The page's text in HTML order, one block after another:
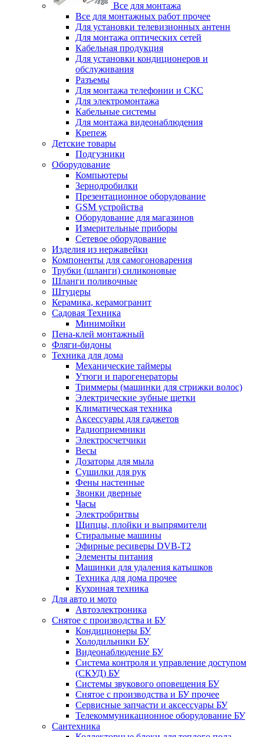
Все для монтажа
Все для монтажных работ прочее
Для установки телевизионных антенн
Для монтажа оптических сетей
Кабельная продукция
Для установки кондиционеров и
обслуживания
Разъемы
Для монтажа телефонии и СКС
Для электромонтажа
Кабельные системы
Для монтажа видеонаблюдения
Крепеж
Детские товары
Подгузники
Оборудование
Компьютеры
Зернодробилки
Презентационное оборудование
GSM устройства
Оборудование для магазинов
Измерительные приборы
Сетевое оборудование
Изделия из нержавейки
Компоненты для самогоноварения
Трубки (шланги) силиконовые
Шланги поливочные
Штуцеры
Керамика, керамогранит
Садовая Техника
Минимойки
Пена-клей монтажный
Фляги-бидоны
Техника для дома
Механические таймеры
Утюги и парогенераторы
Триммеры (машинки для стрижки волос)
Электрические зубные щетки
Климатическая техника
Аксессуары для гаджетов
Радиоприемники
Электросчетчики
Весы
Дозаторы для мыла
Сушилки для рук
Фены настенные
Звонки дверные
Часы
Электробритвы
Щипцы, плойки и выпрямители
Стиральные машины
Эфирные ресиверы DVB-T2
Элементы питания
Машинки для удаления катышков
Техника для дома прочее
Кухонная техника
Для авто и мото
Автоэлектроника
Снятое с производства и БУ
Кондиционеры БУ
Холодильники БУ
Видеонаблюдение БУ
Система контроля и управление доступом
(СКУД) БУ
Системы звукового оповещения БУ
Снятое с производства и БУ прочее
Сервисные запчасти и аксессуары БУ
Телекоммуникационное оборудование БУ
Сантехника